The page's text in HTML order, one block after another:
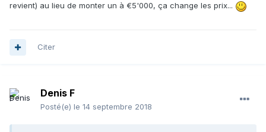
revient) au lieu de monter un à €5'000, ça change les prix...
Citer
Denis F
Posté(e) le 14 septembre 2018